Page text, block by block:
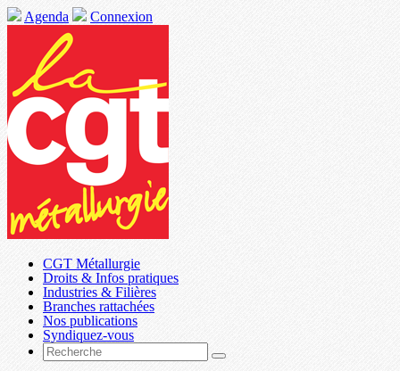
Agenda Connexion
CGT Métallurgie
Droits & Infos pratiques
Industries & Filières
Branches rattachées
Nos publications
Syndiquez-vous